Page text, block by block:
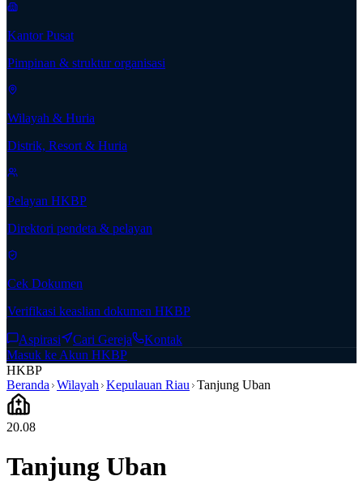
Kantor Pusat
Pimpinan & struktur organisasi
Wilayah & Huria
Distrik, Resort & Huria
Pelayan HKBP
Direktori pendeta & pelayan
Cek Dokumen
Verifikasi keaslian dokumen HKBP
Aspirasi Cari Gereja
Kontak
Masuk ke Akun HKBP
HKBP
Beranda Wilayah Kepulauan Riau Tanjung Uban
20.08
Tanjung Uban